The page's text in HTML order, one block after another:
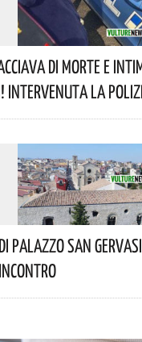
Di Morte E
Intervenuta La
Palazzo San